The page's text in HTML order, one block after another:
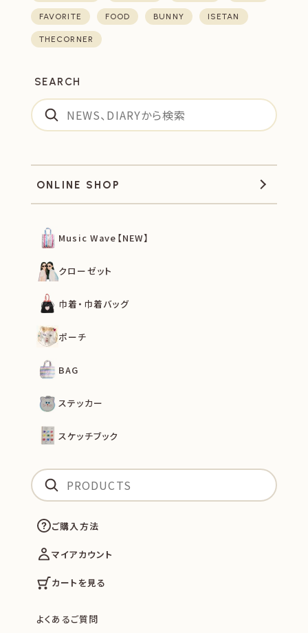
FAVORITE FOOD BUNNY ISETAN
THECORNER
SEARCH
ONLINE SHOP
Music Wave【NEW】
クローゼット
巾着・巾着バッグ
ポーチ
BAG
ステッカー
スケッチブック
ご購入方法
マイアカウント
カートを見る
よくあるご質問